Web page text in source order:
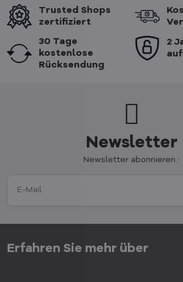
Trusted Shops
zertifiziert
30 Tage
kostenlose
Rücksendung
2
Newsletter
Newsletter abonnieren :
Erfahren Sie mehr über